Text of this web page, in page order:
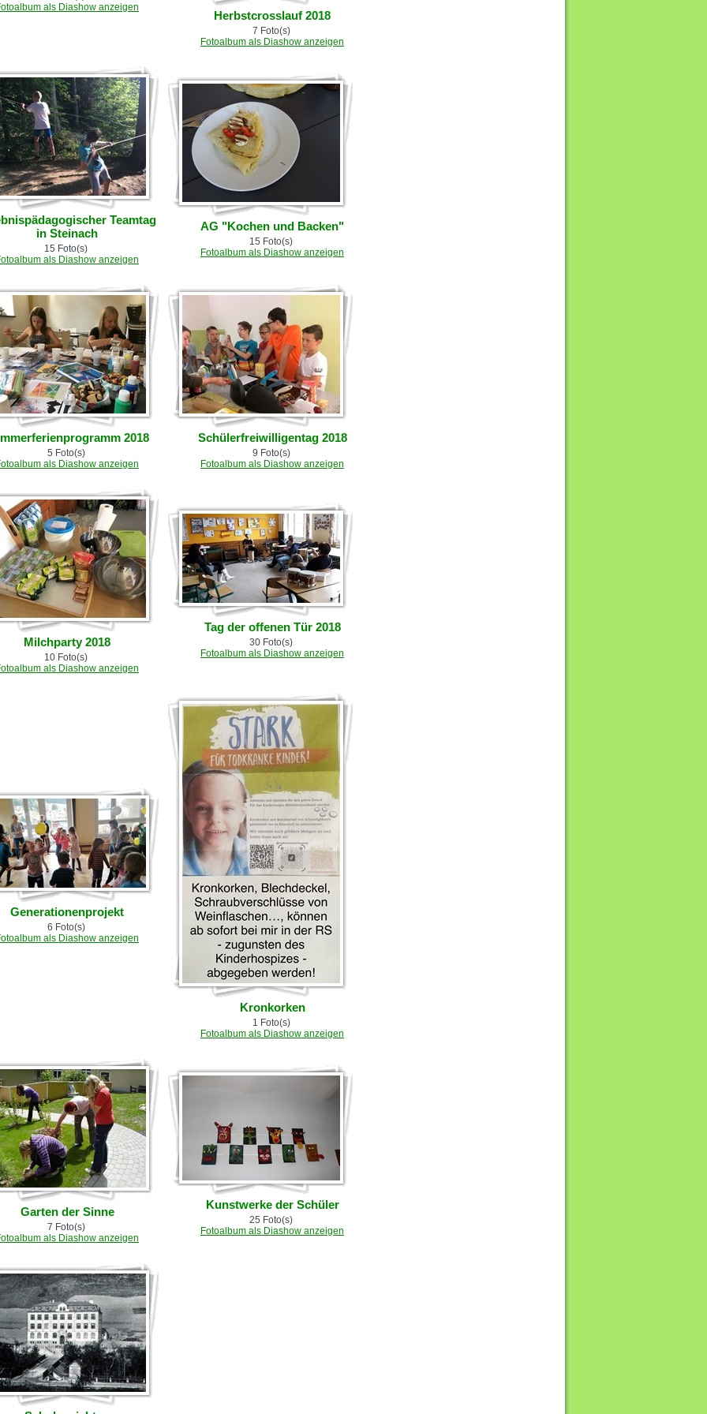
als Diashow anzeigen
Herbstcrosslauf 2018
7 Foto(s)
Fotoalbum als Diashow anzeigen
Teamtag
in Steinach
15 Foto(s)
als Diashow anzeigen
AG "Kochen und Backen"
15 Foto(s)
Fotoalbum als Diashow anzeigen
2018
5 Foto(s)
als Diashow anzeigen
Schülerfreiwilligentag 2018
9 Foto(s)
Fotoalbum als Diashow anzeigen
Milchparty 2018
10 Foto(s)
als Diashow anzeigen
Tag der offenen Tür 2018
30 Foto(s)
Fotoalbum als Diashow anzeigen
Generationenprojekt
6 Foto(s)
als Diashow anzeigen
Kronkorken
1 Foto(s)
Fotoalbum als Diashow anzeigen
Garten der Sinne
7 Foto(s)
als Diashow anzeigen
Kunstwerke der Schüler
25 Foto(s)
Fotoalbum als Diashow anzeigen